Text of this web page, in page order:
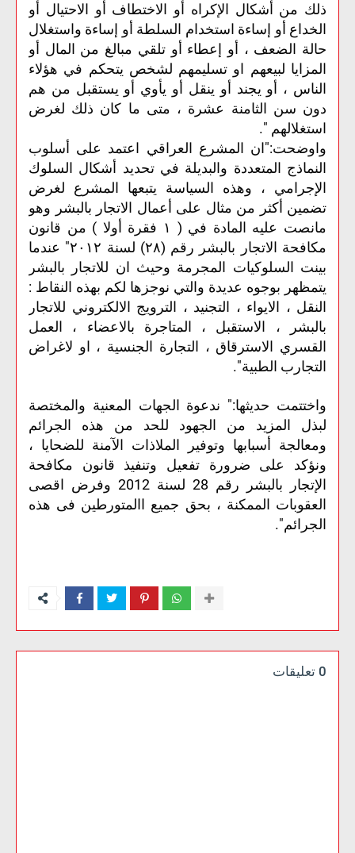
ذلك من أشكال الإكراه أو الاختطاف أو الاحتيال أو
الخداع أو إساءة استخدام السلطة أو إساءة واستغلال
حالة الضعف ، أو إعطاء أو تلقي مبالغ من المال أو
المزايا لبيعهم او تسليمهم لشخص يتحكم في هؤلاء
الناس ، أو يجند أو ينقل أو يأوي أو يستقبل من هم
دون سن الثامنة عشرة ، متى ما كان ذلك لغرض
استغلالهم ".
واوضحت:"ان المشرع العراقي اعتمد على أسلوب
النماذج المتعددة والبديلة في تحديد أشكال السلوك
الإجرامي ، وهذه السياسة يتبعها المشرع لغرض
تضمين أكثر من مثال على أعمال الاتجار بالبشر وهو
مانصت عليه المادة في ( ١ فقرة أولا ) من قانون
مكافحة الاتجار بالبشر رقم (٢٨) لسنة ٢٠١٢" عندما
بينت السلوكيات المجرمة وحيث ان للاتجار بالبشر
يتمظهر بوجوه عديدة والتي نوجزها لكم بهذه النقاط :
النقل ، الايواء ، التجنيد ، الترويج الالكتروني للاتجار
بالبشر ، الاستقبل ، المتاجرة بالاعضاء ، العمل
القسري الاسترقاق ، التجارة الجنسية ، او لاغراض
التجارب الطبية".
واختتمت حديثها:" ندعوة الجهات المعنية والمختصة
لبذل المزيد من الجهود للحد من هذه الجرائم
ومعالجة أسبابها وتوفير الملاذات الآمنة للضحايا ،
ونؤكد على ضرورة تفعيل وتنفيذ قانون مكافحة
الإتجار بالبشر رقم 28 لسنة 2012 وفرض اقصى
العقوبات الممكنة ، بحق جميع االمتورطين فى هذه
الجرائم".
0 تعليقات